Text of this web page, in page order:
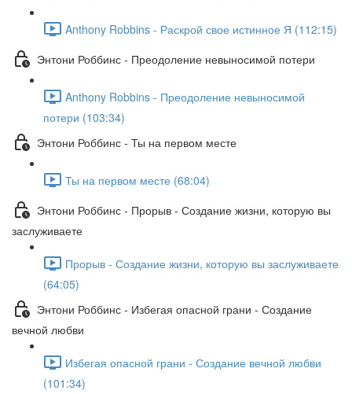
Anthony Robbins - Раскрой свое истинное Я (112:15)
Энтони Роббинс - Преодоление невыносимой потери
Anthony Robbins - Преодоление невыносимой
потери (103:34)
Энтони Роббинс - Ты на первом месте
Ты на первом месте (68:04)
Энтони Роббинс - Прорыв - Создание жизни, которую вы
заслуживаете
Прорыв - Создание жизни, которую вы заслуживаете
(64:05)
Энтони Роббинс - Избегая опасной грани - Создание
вечной любви
Избегая опасной грани - Создание вечной любви
(101:34)